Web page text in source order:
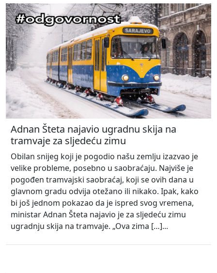
Adnan Šteta najavio ugradnu skija na
tramvaje za sljedeću zimu
Obilan snijeg koji je pogodio našu zemlju izazvao je
velike probleme, posebno u saobraćaju. Najviše je
pogođen tramvajski saobraćaj, koji se ovih dana u
glavnom gradu odvija otežano ili nikako. Ipak, kako
bi još jednom pokazao da je ispred svog vremena,
ministar Adnan Šteta najavio je za sljedeću zimu
ugradnju skija na tramvaje. „Ova zima […]...